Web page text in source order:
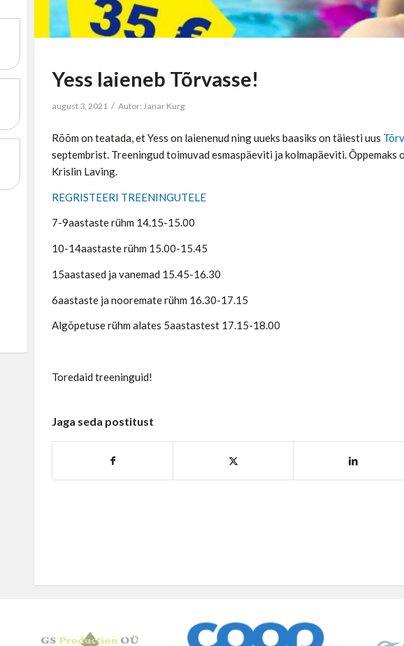
Yess laieneb Tõrvasse!
august 3, 2021 / Autor:Janar Kurg
Rõõm on teatada, et Yess on laienenud ning uueks baasiks on täiesti uus
septembrist. Treeningud toimuvad esmaspäeviti ja kolmapäeviti.
Krislin Laving.
REGRISTEERI TREENINGUTELE
7-9aastaste rühm 14.15-15.00
10-14aastaste rühm 15.00-15.45
15aastased ja vanemad 15.45-16.30
6aastaste ja nooremate rühm 16.30-17.15
Algõpetuse rühm alates 5aastastest 17.15-18.00
Toredaid treeninguid!
Jaga seda postitust